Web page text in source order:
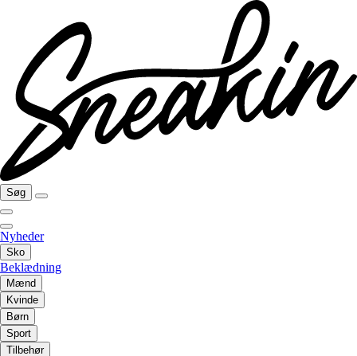
Søg
Nyheder
Sko
Beklædning
Mænd
Kvinde
Børn
Sport
Tilbehør